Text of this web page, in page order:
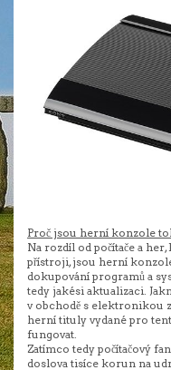
Proč jsou herní konzole
Na rozdíl od počítače a
přístroji, jsou herní
dokupování programů a
tedy jakési aktualizaci.
v obchodě s elektronikou
herní tituly vydané pro
fungovat.
Zatímco tedy počítačový
doslova tisíce korun na